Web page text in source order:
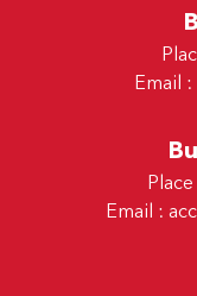
Email :
Email :